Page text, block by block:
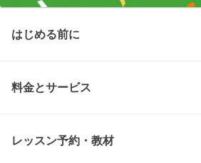
はじめる前に
料金とサービス
レッスン予約・教材